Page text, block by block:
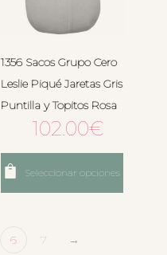
1356 Sacos Grupo Cero
Leslie Piqué Jaretas Gris
Puntilla y Topitos Rosa
102.00€
Seleccionar opciones
6 7 →